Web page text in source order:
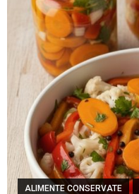
ALIMENTE CONSERVATE